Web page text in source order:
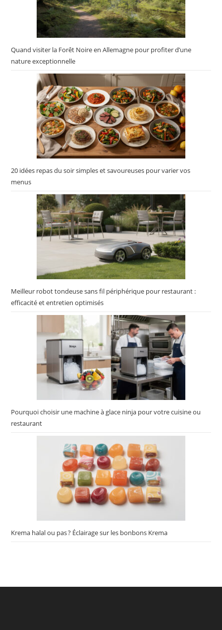
Quand visiter la Forêt Noire en Allemagne pour profiter d’une
nature exceptionnelle
20 idées repas du soir simples et savoureuses pour varier vos
menus
Meilleur robot tondeuse sans fil périphérique pour restaurant :
efficacité et entretien optimisés
Pourquoi choisir une machine à glace ninja pour votre cuisine ou
restaurant
Krema halal ou pas ? Éclairage sur les bonbons Krema